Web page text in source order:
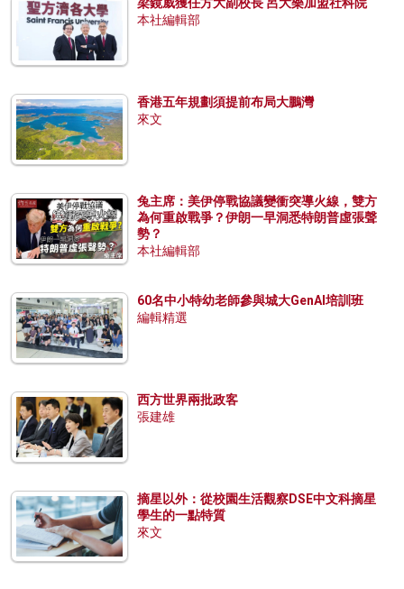
梁鏡威獲任方大副校長 呂大樂加盟社科院
本社編輯部
香港五年規劃須提前布局大鵬灣
來文
兔主席：美伊停戰協議變衝突導火線，雙方
為何重啟戰爭？伊朗一早洞悉特朗普虛張聲
勢？
本社編輯部
60名中小特幼老師參與城大GenAI培訓班
編輯精選
西方世界兩批政客
張建雄
摘星以外：從校園生活觀察DSE中文科摘星
學生的一點特質
來文